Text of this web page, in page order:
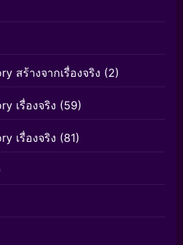
สร้างจากเรื่องจริง (2)
เรื่องจริง (59)
เรื่องจริง (81)